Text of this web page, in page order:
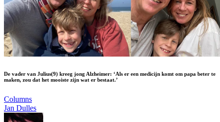
De vader van Julius(9) kreeg jong Alzheimer: ‘Als er een medicijn komt om papa beter te
maken, zou dat het mooiste zijn wat er bestaat.’
Columns
Jan Dulles